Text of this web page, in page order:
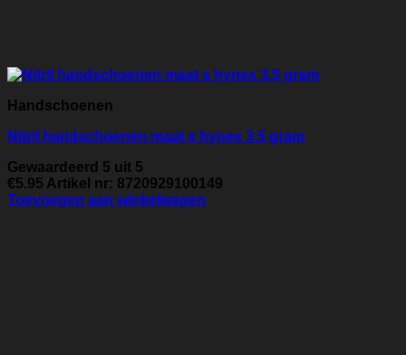
Handschoenen
Nitril handschoenen maat s hynex 3.5 gram
Gewaardeerd 5 uit 5
€5.95 Artikel nr: 8720929100149
Toevoegen aan winkelwagen